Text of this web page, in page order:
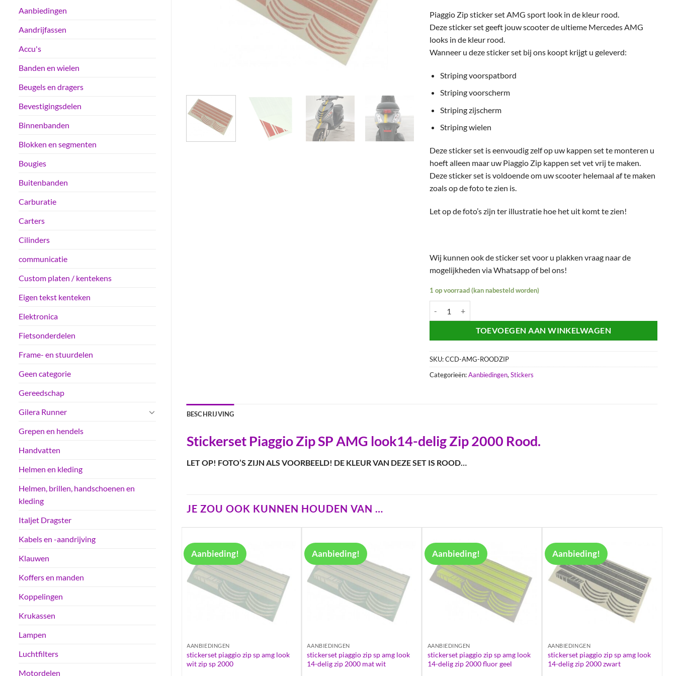
Aanbiedingen
Aandrijfassen
Accu's
Banden en wielen
Beugels en dragers
Bevestigingsdelen
Binnenbanden
Blokken en segmenten
Bougies
Buitenbanden
Carburatie
Carters
Cilinders
communicatie
Custom platen / kentekens
Eigen tekst kenteken
Elektronica
Fietsonderdelen
Frame- en stuurdelen
Geen categorie
Gereedschap
Gilera Runner
Grepen en hendels
Handvatten
Helmen en kleding
Helmen, brillen, handschoenen en
kleding
Italjet Dragster
Kabels en -aandrijving
Klauwen
Koffers en manden
Koppelingen
Krukassen
Lampen
Luchtfilters
Motordelen
was:
€37.95.
is:
€28.95.
Piaggio Zip sticker set AMG sport look in de kleur rood.
Deze sticker set geeft jouw scooter de ultieme Mercedes AMG
looks in de kleur rood.
Wanneer u deze sticker set bij ons koopt krijgt u geleverd:
Striping voorspatbord
Striping voorscherm
Striping zijscherm
Striping wielen
Deze sticker set is eenvoudig zelf op uw kappen set te monteren u
hoeft alleen maar uw Piaggio Zip kappen set vet vrij te maken.
Deze sticker set is voldoende om uw scooter helemaal af te maken
zoals op de foto te zien is.
Let op de foto’s zijn ter illustratie hoe het uit komt te zien!
Wij kunnen ook de sticker set voor u plakken vraag naar de
mogelijkheden via Whatsapp of bel ons!
1 op voorraad (kan nabesteld worden)
TOEVOEGEN AAN WINKELWAGEN
SKU:CCD-AMG-ROODZIP
Categorieën:Aanbiedingen, Stickers
BESCHRIJVING
Stickerset Piaggio Zip SP AMG look14-delig Zip 2000 Rood.
LET OP! FOTO’S ZIJN ALS VOORBEELD! DE KLEUR VAN DEZE SET IS ROOD…
JE ZOU OOK KUNNEN HOUDEN VAN …
Aanbieding!
AANBIEDINGEN
stickerset piaggio zip sp amg look
wit zip sp 2000
Aanbieding!
AANBIEDINGEN
stickerset piaggio zip sp amg look
14-delig zip 2000 mat wit
Aanbieding!
AANBIEDINGEN
stickerset piaggio zip sp amg look
14-delig zip 2000 fluor geel
Aanbieding!
AANBIEDINGEN
stickerset piaggio zip sp amg look
14-delig zip 2000 zwart